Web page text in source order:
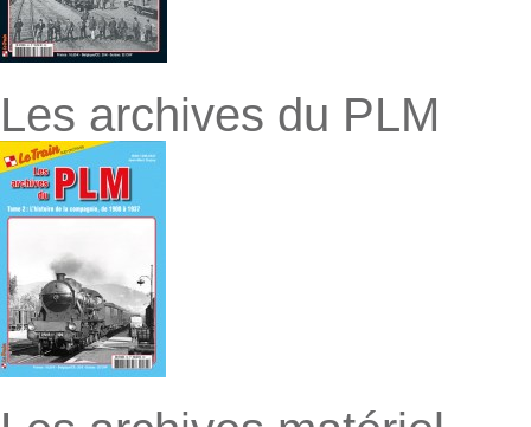
Les archives du PLM